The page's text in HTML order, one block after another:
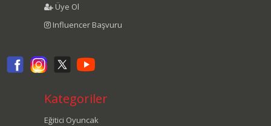
Üye Ol
Influencer Başvuru
Kategoriler
Eğitici Oyuncak